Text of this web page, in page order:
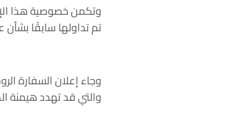
وتكمن خصوصية هذا
تم تداولها سابقًا
وجاء إعلان السفارة
والتي قد تهدد هيمنة